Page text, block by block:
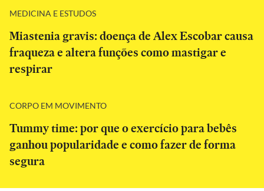
MEDICINA E ESTUDOS
Miastenia gravis: doença de Alex Escobar causa
fraqueza e altera funções como mastigar e
respirar
CORPO EM MOVIMENTO
Tummy time: por que o exercício para bebês
ganhou popularidade e como fazer de forma
segura